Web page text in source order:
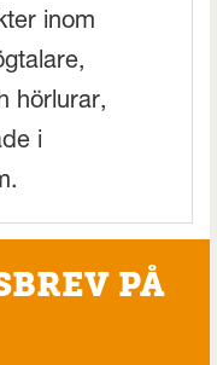
inom
hörlurar,
i
PÅ